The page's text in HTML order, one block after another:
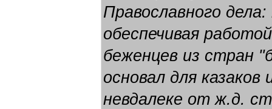
Православного
обеспечивая
беженцев из стран
основал для
невдалеке от ж.д.